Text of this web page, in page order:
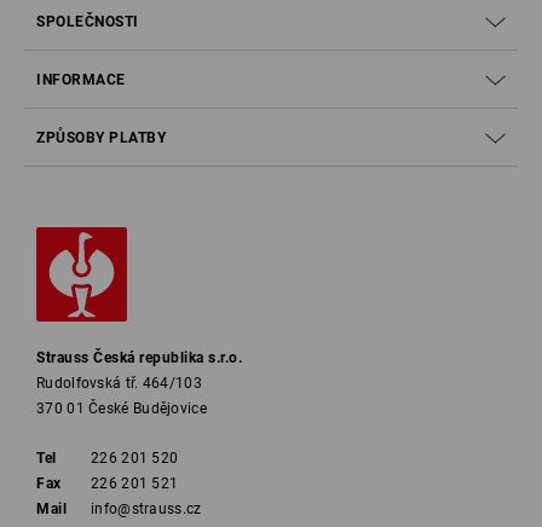
SPOLEČNOSTI
INFORMACE
ZPŮSOBY PLATBY
Strauss Česká republika s.r.o.
Rudolfovská tř. 464/103
370 01 České Budějovice
Tel
226 201 520
Fax
226 201 521
Mail
info@strauss.cz